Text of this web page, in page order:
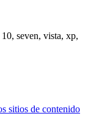
seven, vista, xp,
sitios de contenido